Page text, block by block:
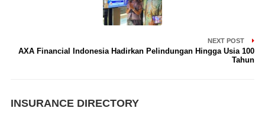
NEXT POST
AXA Financial Indonesia Hadirkan Pelindungan Hingga Usia 100
Tahun
INSURANCE DIRECTORY